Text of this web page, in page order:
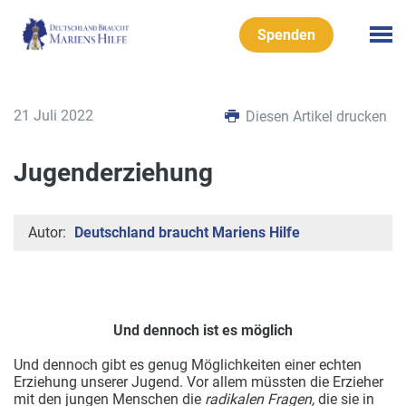
Spenden
21 Juli 2022 Diesen Artikel drucken
Jugenderziehung
Autor: Deutschland braucht Mariens Hilfe
Und dennoch ist es möglich
Und dennoch gibt es genug Möglichkeiten einer echten
Erziehung unserer Jugend. Vor allem müssten die Erzieher
mit den jungen Menschen die radikalen Fragen, die sie in